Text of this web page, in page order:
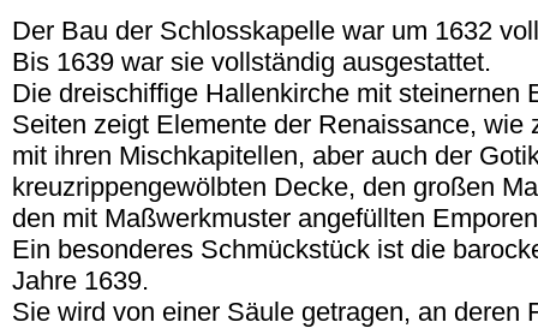
Der Bau der Schlosskapelle war um 1632
Bis 1639 war sie vollständig ausgestattet.
Die dreischiffige Hallenkirche mit steinernen
Seiten zeigt Elemente der Renaissance, wie
mit ihren Mischkapitellen, aber auch der
kreuzrippengewölbten Decke, den großen
den mit Maßwerkmuster angefüllten
Ein besonderes Schmückstück ist die
Jahre 1639.
Sie wird von einer Säule getragen, an deren